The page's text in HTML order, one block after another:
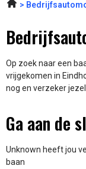
Op zoek naar een
vrijgekomen in
nog en verzeker
Ga aan de
Unknown heeft jou
baan